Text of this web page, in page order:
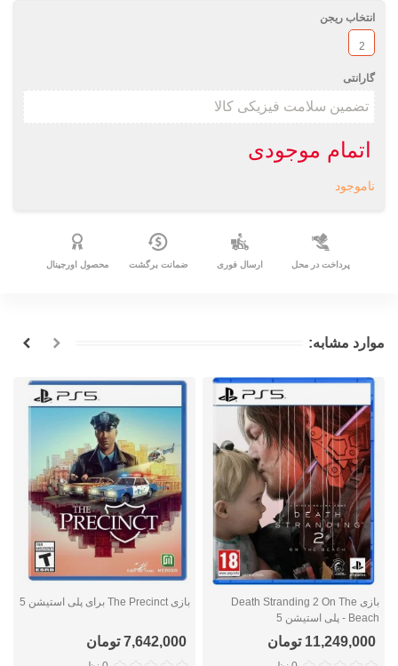
انتخاب ریجن
2
گارانتی
اتمام موجودی
ناموجود
پرداخت در محل ارسال فوری ضمانت برگشت محصول اورجینال
موارد مشابه:
بازی Death Stranding 2 On The
Beach - پلی استیشن 5
11,249,000 تومان
بازی The Precinct برای پلی استیشن 5
7,642,000 تومان